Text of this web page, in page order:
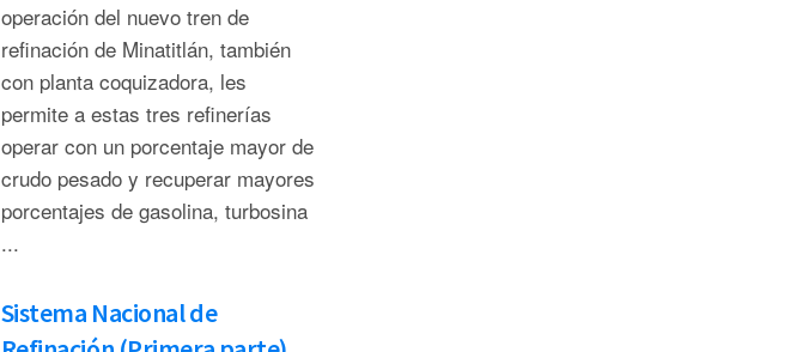
operación del nuevo tren de
refinación de Minatitlán, también
con planta coquizadora, les
permite a estas tres refinerías
operar con un porcentaje mayor de
crudo pesado y recuperar mayores
porcentajes de gasolina, turbosina
...
Sistema Nacional de